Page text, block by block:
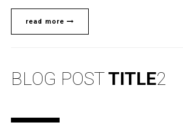
read more
BLOG POSTTITLE2